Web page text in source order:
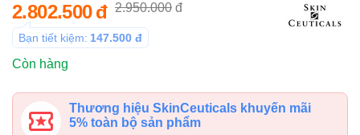
2.802.500đ 2.950.000 đ
Bạn tiết kiệm: 147.500 đ
Còn hàng
Thương hiệu SkinCeuticals khuyến mãi
5% toàn bộ sản phẩm